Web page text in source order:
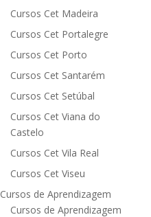
Cursos Cet Madeira
Cursos Cet Portalegre
Cursos Cet Porto
Cursos Cet Santarém
Cursos Cet Setúbal
Cursos Cet Viana do
Castelo
Cursos Cet Vila Real
Cursos Cet Viseu
Cursos de Aprendizagem
Cursos de Aprendizagem